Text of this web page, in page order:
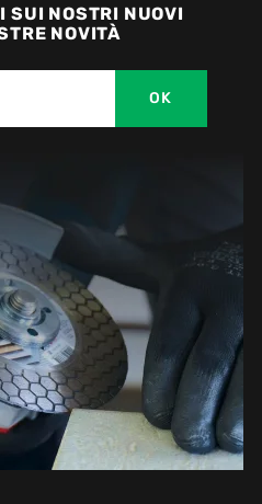
SUI NOSTRI NUOVI
NOVITÀ
OK